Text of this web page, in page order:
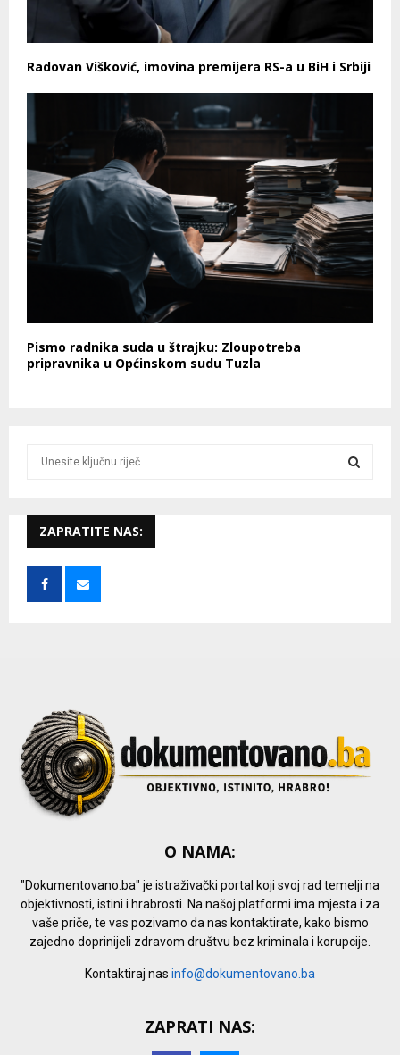
Radovan Višković, imovina premijera RS-a u BiH i Srbiji
Pismo radnika suda u štrajku: Zloupotreba
pripravnika u Općinskom sudu Tuzla
h
f
r
ZAPRATITE NAS:
O NAMA:
"Dokumentovano.ba" je istraživački portal koji svoj rad temelji na
objektivnosti, istini i hrabrosti. Na našoj platformi ima mjesta i za
vaše priče, te vas pozivamo da nas kontaktirate, kako bismo
zajedno doprinijeli zdravom društvu bez kriminala i korupcije.
Kontaktiraj nas info@dokumentovano.ba
ZAPRATI NAS: